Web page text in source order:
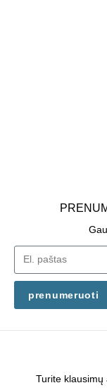
prenumeruoti
Turite klausimų